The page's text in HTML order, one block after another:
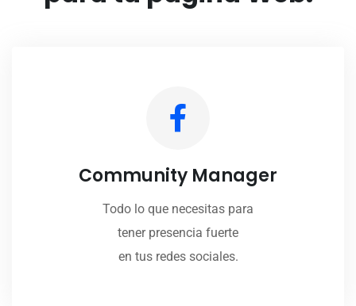
Community Manager
Todo lo que necesitas para
tener presencia fuerte
en tus redes sociales.